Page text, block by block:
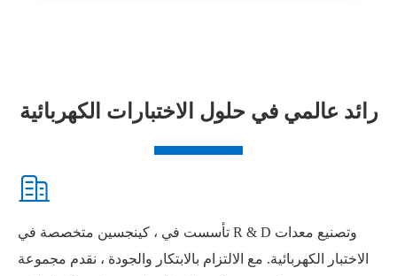
رائد عالمي في حلول الاختبارات الكهربائية

تأسست في ، كينجسين متخصصة في R & D وتصنيع معدات
الاختبار الكهربائية. مع الالتزام بالابتكار والجودة ، نقدم مجموعة